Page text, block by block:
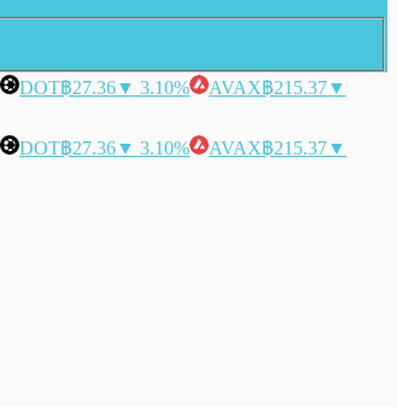
DOT฿27.36▼ 3.10% AVAX฿215.37▼
DOT฿27.36▼ 3.10% AVAX฿215.37▼